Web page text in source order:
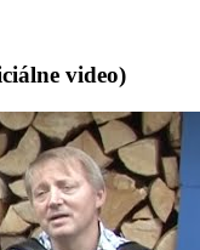
video)